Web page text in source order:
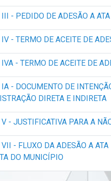
- PEDIDO DE ADESÃO A
- TERMO DE ACEITE DE
- TERMO DE ACEITE DE
- DOCUMENTO DE
DIRETA E INDIRETA
- JUSTIFICATIVA PARA A
- FLUXO DA ADESÃO A
DO MUNICÍPIO